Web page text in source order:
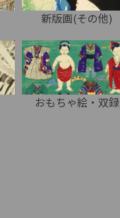
新版画(その他)
おもちゃ絵・双録